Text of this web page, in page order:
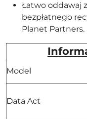
Łatwo oddawaj
bezpłatnego
Planet Partners.
Model
Data Act